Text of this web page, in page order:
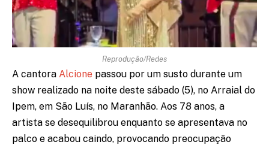
Reprodução/Redes
A cantora Alcione passou por um susto durante um
show realizado na noite deste sábado (5), no Arraial do
Ipem, em São Luís, no Maranhão. Aos 78 anos, a
artista se desequilibrou enquanto se apresentava no
palco e acabou caindo, provocando preocupação